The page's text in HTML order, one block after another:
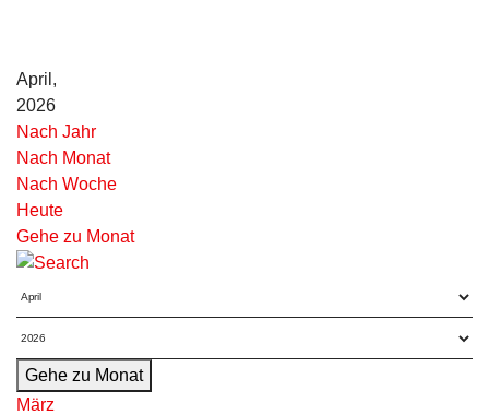
April,
2026
Nach Jahr
Nach Monat
Nach Woche
Heute
Gehe zu Monat
Gehe zu Monat
März